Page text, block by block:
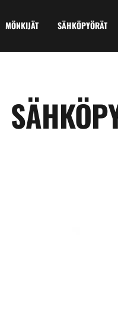
MÖNKIJÄT SÄHKÖPYÖRÄT